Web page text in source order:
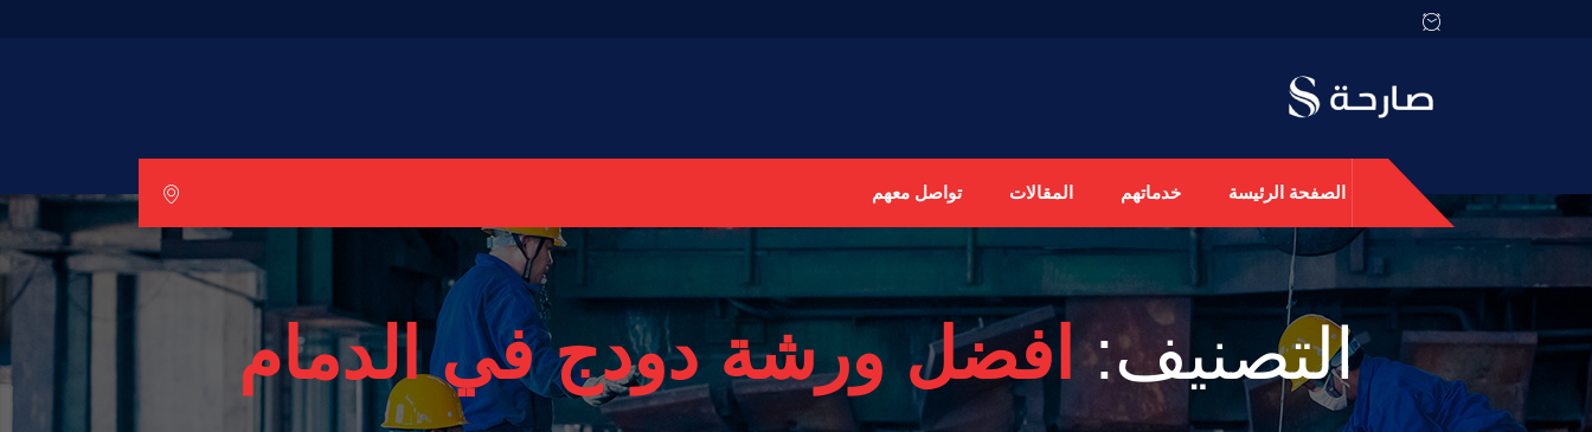
الصفحة الرئيسة خدماتهم المقالات تواصل معهم
التصنيف:افضل ورشة دودج في الدمام